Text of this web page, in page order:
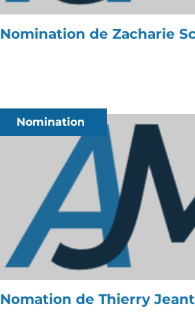
Nomination de Zacharie
Nomination
Nomation de Thierry